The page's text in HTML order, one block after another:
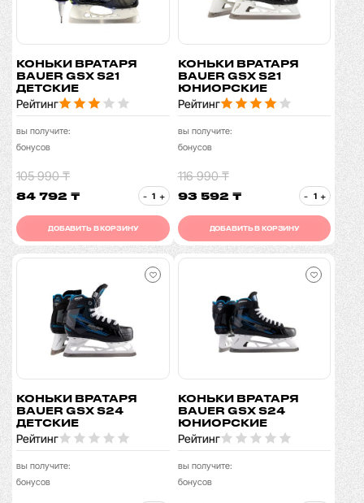
КОНЬКИ ВРАТАРЯ
BAUER GSX S21
ДЕТСКИЕ
Рейтинг
вы получите:
бонусов
105 990 ₸
84 792 ₸ - +
ДОБАВИТЬ В КОРЗИНУ
КОНЬКИ ВРАТАРЯ
BAUER GSX S21
ЮНИОРСКИЕ
Рейтинг
вы получите:
бонусов
116 990 ₸
93 592 ₸ - +
ДОБАВИТЬ В КОРЗИНУ
КОНЬКИ ВРАТАРЯ
BAUER GSX S24
ДЕТСКИЕ
Рейтинг
вы получите:
бонусов
КОНЬКИ ВРАТАРЯ
BAUER GSX S24
ЮНИОРСКИЕ
Рейтинг
вы получите:
бонусов